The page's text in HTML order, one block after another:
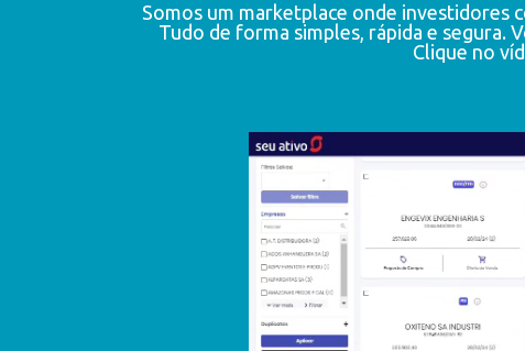
Somos um marketplace onde investidores
Tudo de forma simples, rápida e segura.
Clique no